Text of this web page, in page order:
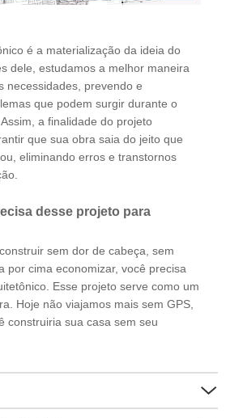
é a materialização da ideia do
dele, estudamos a melhor maneira
necessidades, prevendo e
que podem surgir durante o
a finalidade do projeto
que sua obra saia do jeito que
eliminando erros e transtornos
desse projeto para
sem dor de cabeça, sem
por cima economizar, você precisa
Esse projeto serve como um
Hoje não viajamos mais sem GPS,
construiria sua casa sem seu